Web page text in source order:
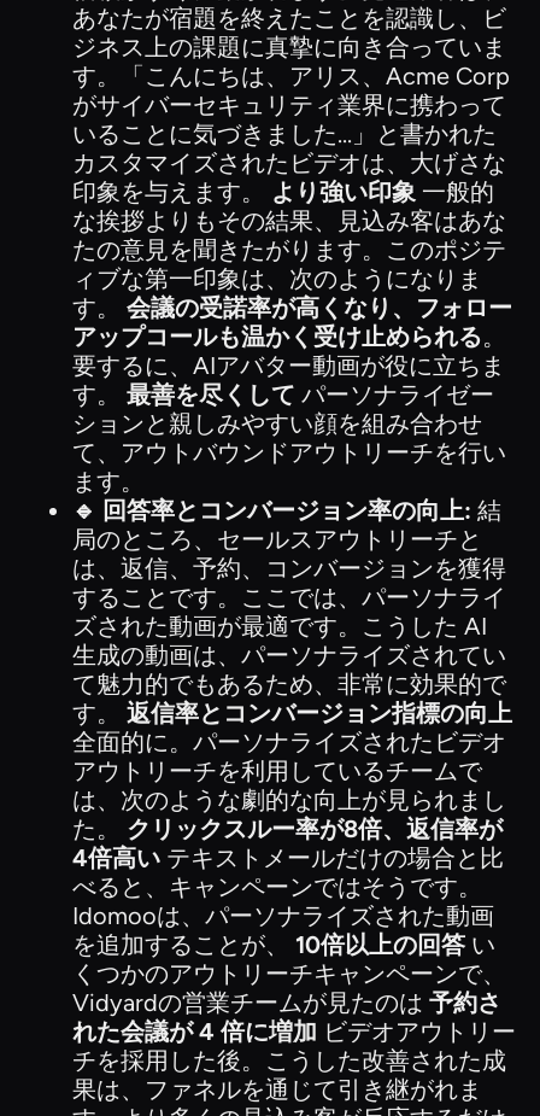
あなたが宿題を終えたことを認識し、ビ
ジネス上の課題に真摯に向き合っていま
す。「こんにちは、アリス、Acme Corp
がサイバーセキュリティ業界に携わって
いることに気づきました...」と書かれた
カスタマイズされたビデオは、大げさな
印象を与えます。 より強い印象 一般的
な挨拶よりもその結果、見込み客はあな
たの意見を聞きたがります。このポジテ
ィブな第一印象は、次のようになりま
す。 会議の受諾率が高くなり、フォロー
アップコールも温かく受け止められる。
要するに、AIアバター動画が役に立ちま
す。 最善を尽くして パーソナライゼー
ションと親しみやすい顔を組み合わせ
て、アウトバウンドアウトリーチを行い
ます。
🔹 回答率とコンバージョン率の向上: 結
局のところ、セールスアウトリーチと
は、返信、予約、コンバージョンを獲得
することです。ここでは、パーソナライ
ズされた動画が最適です。こうした AI
生成の動画は、パーソナライズされてい
て魅力的でもあるため、非常に効果的で
す。 返信率とコンバージョン指標の向上
全面的に。パーソナライズされたビデオ
アウトリーチを利用しているチームで
は、次のような劇的な向上が見られまし
た。 クリックスルー率が8倍、返信率が
4倍高い テキストメールだけの場合と比
べると、キャンペーンではそうです。
Idomooは、パーソナライズされた動画
を追加することが、 10倍以上の回答 い
くつかのアウトリーチキャンペーンで、
Vidyardの営業チームが見たのは 予約さ
れた会議が 4 倍に増加 ビデオアウトリー
チを採用した後。こうした改善された成
果は、ファネルを通じて引き継がれま